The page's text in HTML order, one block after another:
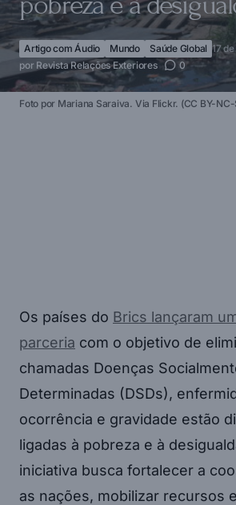
Artigo com Áudio Mundo Saúde Global 17
por Revista Relações Exteriores 0
Foto por Mariana Saraiva. Via Flickr. (CC BY-
Os países do Brics lançaram
parceria com o objetivo de
chamadas Doenças
Determinadas (DSDs),
ocorrência e gravidade estão
ligadas à pobreza e à
iniciativa busca fortalecer a
as nações, mobilizar recursos